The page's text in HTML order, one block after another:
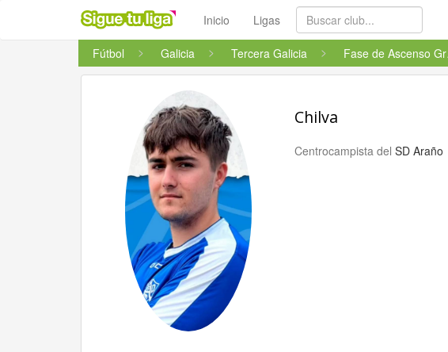
Inicio Ligas
Fútbol Galicia Tercera Galicia
Chilva
Centrocampista delSD Araño